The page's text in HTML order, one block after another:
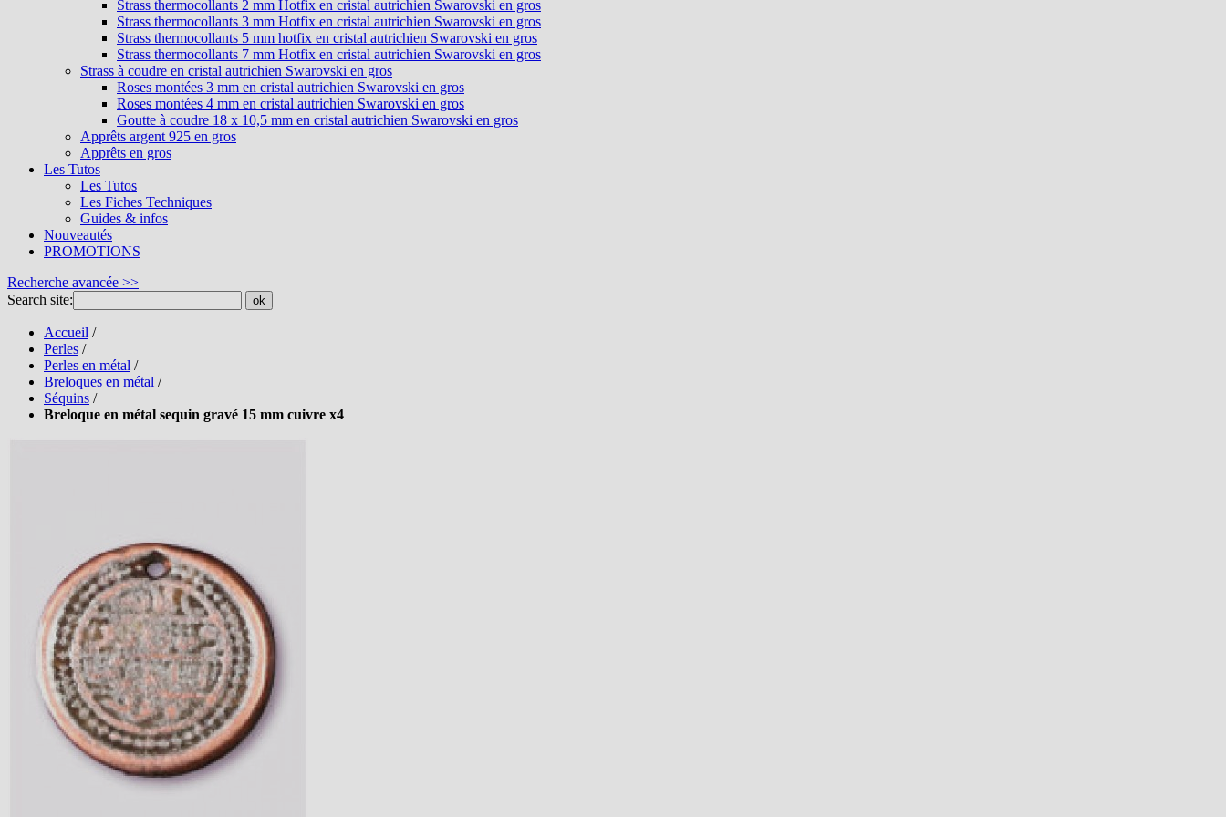
Strass thermocollants 2 mm Hotfix en cristal autrichien Swarovski en gros
Strass thermocollants 3 mm Hotfix en cristal autrichien Swarovski en gros
Strass thermocollants 5 mm hotfix en cristal autrichien Swarovski en gros
Strass thermocollants 7 mm Hotfix en cristal autrichien Swarovski en gros
Strass à coudre en cristal autrichien Swarovski en gros
Roses montées 3 mm en cristal autrichien Swarovski en gros
Roses montées 4 mm en cristal autrichien Swarovski en gros
Goutte à coudre 18 x 10,5 mm en cristal autrichien Swarovski en gros
Apprêts argent 925 en gros
Apprêts en gros
Les Tutos
Les Tutos
Les Fiches Techniques
Guides & infos
Nouveautés
PROMOTIONS
Recherche avancée >>
Search site:
ok
Accueil /
Perles /
Perles en métal /
Breloques en métal /
Séquins /
Breloque en métal sequin gravé 15 mm cuivre x4